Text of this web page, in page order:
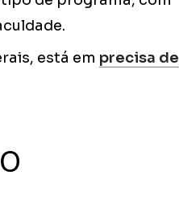
está em precisa de